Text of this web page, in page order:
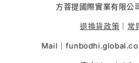
方菩提國際實業有限
退換貨政策 常
Mail｜